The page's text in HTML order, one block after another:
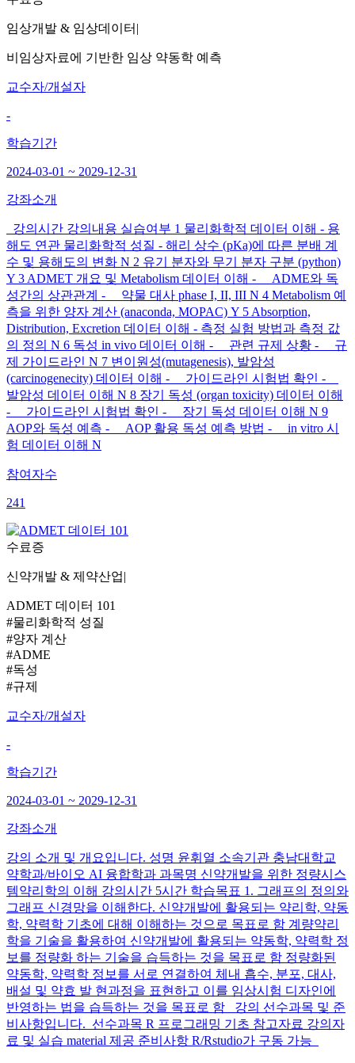
임상개발 & 임상데이터 |
비임상자료에 기반한 임상 약동학 예측
교수자/개설자
-
학습기간
2024-03-01 ~ 2029-12-31
강좌소개
강의시간 강의내용 실습여부 1 물리화학적 데이터 이해 - 용
해도 연관 물리화학적 성질 - 해리 상수 (pKa)에 따른 분배 계
수 및 용해도의 변화 N 2 유기 분자와 무기 분자 구분 (python)
Y 3 ADMET 개요 및 Metabolism 데이터 이해 - ADME와 독
성간의 상관관계 - 약물 대사 phase I, II, III N 4 Metabolism 예
측을 위한 양자 계산 (anaconda, MOPAC) Y 5 Absorption,
Distribution, Excretion 데이터 이해 - 측정 실험 방법과 측정 값
의 정의 N 6 독성 in vivo 데이터 이해 - 관련 규제 상황 - 규
제 가이드라인 N 7 변이원성(mutagenesis), 발암성
(carcinogenecity) 데이터 이해 - 가이드라인 시험법 확인 -
발암성 데이터 이해 N 8 장기 독성 (organ toxicity) 데이터 이해
- 가이드라인 시험법 확인 - 장기 독성 데이터 이해 N 9
AOP와 독성 예측 - AOP 활용 독성 예측 방법 - in vitro 시
험 데이터 이해 N
참여자수
241
수료증
신약개발 & 제약산업|
ADMET 데이터 101
#물리화학적 성질
#양자 계산
#ADME
#독성
#규제
교수자/개설자
-
학습기간
2024-03-01 ~ 2029-12-31
강좌소개
강의 소개 및 개요입니다. 성명 윤휘열 소속기관 충남대학교
약학과/바이오 AI 융합학과 과목명 신약개발을 위한 정량시스
템약리학의 이해 강의시간 5시간 학습목표 1. 그래프의 정의와
그래프 신경망을 이해한다. 신약개발에 활용되는 약리학, 약동
학, 약력학 기초에 대해 이해하는 것으로 목표로 함 계량약리
학을 기술을 활용하여 신약개발에 활용되는 약동학, 약력학 정
보를 정량화 하는 기술을 습득하는 것을 목표로 함 정량화된
약동학, 약력학 정보를 서로 연결하여 체내 흡수, 분포, 대사,
배설 및 약효 발 현과정을 표현하고 이를 임상시험 디자인에
반영하는 법을 습득하는 것을 목표로 함 강의 선수과목 및 준
비사항입니다. 선수과목 R 프로그래밍 기초 참고자료 강의자
료 및 실습 material 제공 준비사항 R/Rstudio가 구동 가능